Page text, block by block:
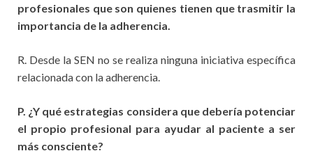
profesionales que son quienes tienen que trasmitir la
importancia de la adherencia.
R. Desde la SEN no se realiza ninguna iniciativa específica
relacionada con la adherencia.
P. ¿Y qué estrategias considera que debería potenciar
el propio profesional para ayudar al paciente a ser
más consciente?